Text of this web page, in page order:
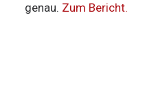
genau. Zum Bericht.